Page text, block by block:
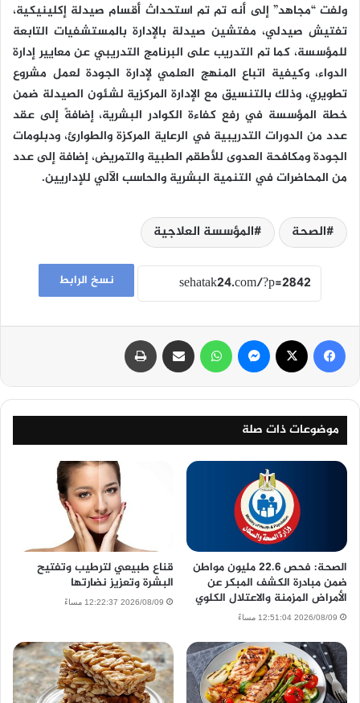
ولفت “مجاهد” إلى أنه تم تم استحداث أقسام صيدلة إكلينيكية،
تفتيش صيدلي، مفتشين صيدلة بالإدارة بالمستشفيات التابعة
للمؤسسة، كما تم التدريب على البرنامج التدريبي عن معايير إدارة
الدواء، وكيفية اتباع المنهج العلمي لإدارة الجودة لعمل مشروع
تطويري، وذلك بالتنسيق مع الإدارة المركزية لشئون الصيدلة ضمن
خطة المؤسسة في رفع كفاءة الكوادر البشرية، إضافةً إلى عقد
عدد من الدورات التدريبية في الرعاية المركزة والطوارئ، ودبلومات
الجودة ومكافحة العدوى للأطقم الطبية والتمريض، إضافة إلى عدد
من المحاضرات في التنمية البشرية والحاسب الآلي للإداريين.
الصحة المؤسسة العلاجية
نسخ الرابط
فيسبوك ماسنجر واتساب مشاركة عبر البريد
موضوعات ذات صلة
الصحة: فحص 22.6 مليون مواطن
ضمن مبادرة الكشف المبكر عن
الأمراض المزمنة والاعتلال الكلوي
2026/08/09 12:51:04 مساءً
قناع طبيعي لترطيب وتفتيح
البشرة وتعزيز نضارتها
2026/08/09 12:22:37 مساءً